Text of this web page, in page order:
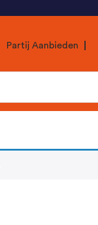
Partij Aanbieden